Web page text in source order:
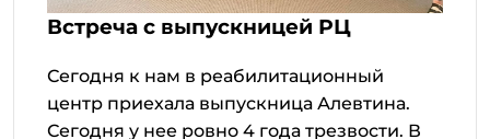
Встреча с выпускницей РЦ
Сегодня к нам в реабилитационный
центр приехала выпускница Алевтина.
Сегодня у нее ровно 4 года трезвости. В